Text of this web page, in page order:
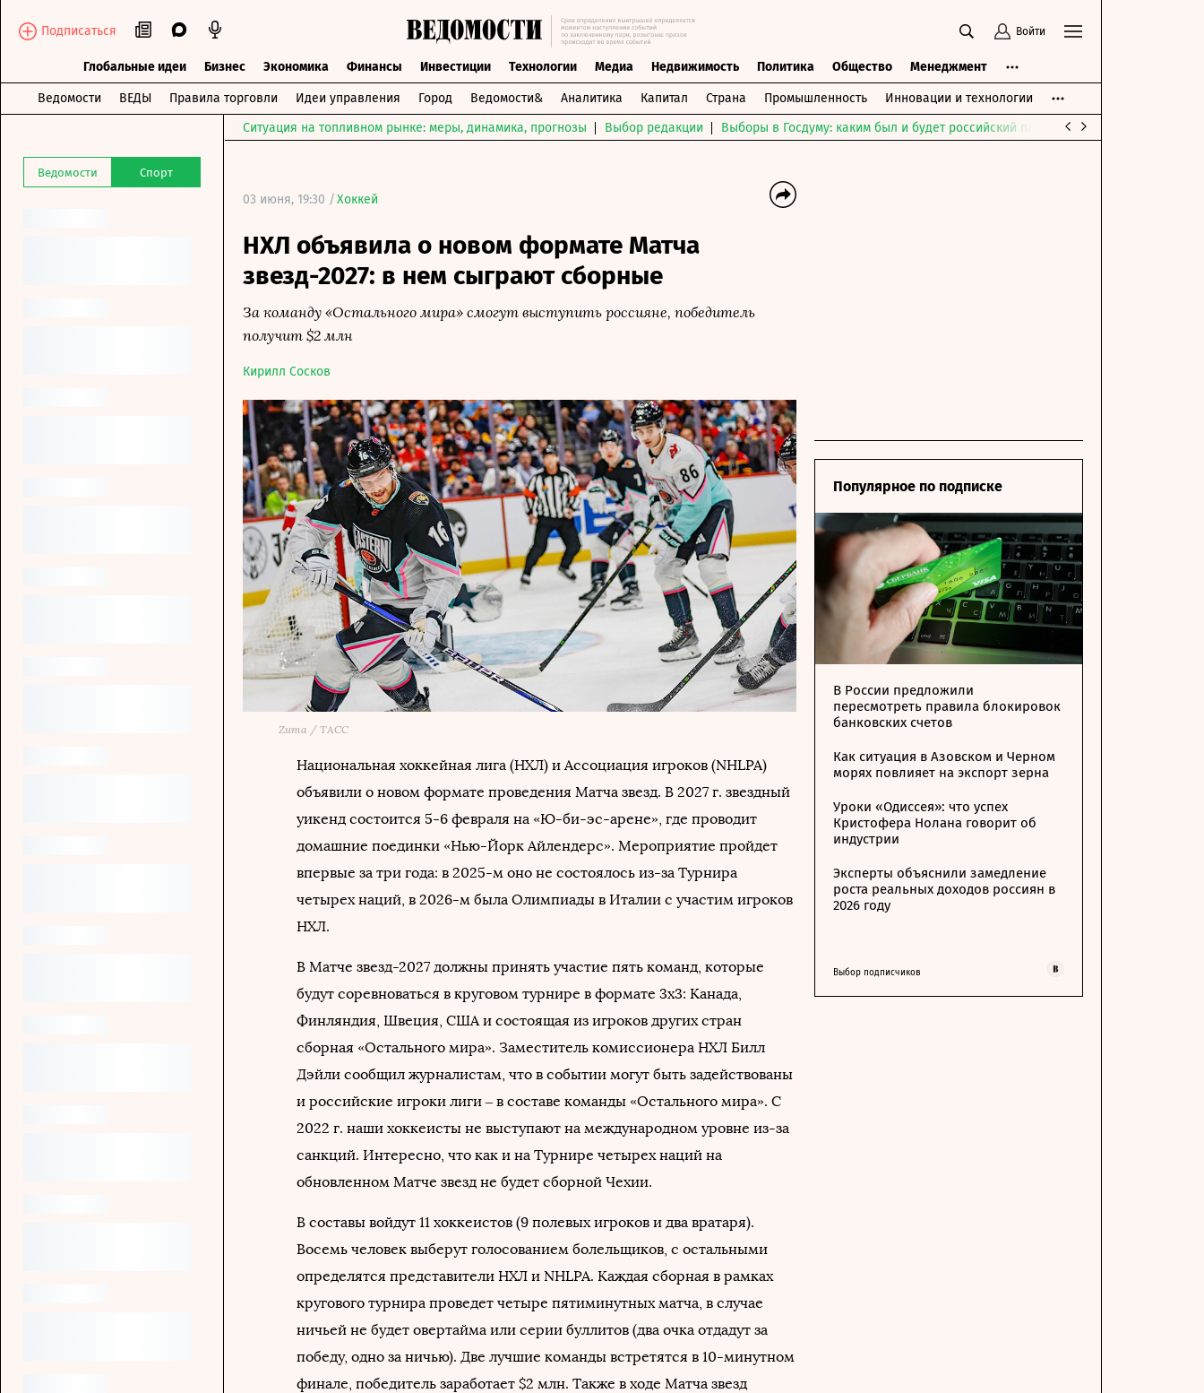
Подписаться Войти
Глобальные идеи Бизнес Экономика Финансы Инвестиции Технологии Медиа Недвижимость Политика Общество Менеджмент
Ведомости ВЕДЫ Правила торговли Идеи управления Город Ведомости& Аналитика Капитал Страна Промышленность Инновации и технологии
Ведомости Спорт
Ситуация на топливном рынке: меры, динамика, прогнозы Выбор редакции Выборы в Госдуму: каким был и будет российский парламент
03 июня, 19:30 /Хоккей
НХЛ объявила о новом формате Матча
звезд-2027: в нем сыграют сборные
За команду «Остального мира» смогут выступить россияне, победитель
получит $2 млн
Кирилл Сосков
Zuma / ТАСС
Национальная хоккейная лига (НХЛ) и Ассоциация игроков (NHLPA)
объявили о новом формате проведения Матча звезд. В 2027 г. звездный
уикенд состоится 5-6 февраля на «Ю-би-эс-арене», где проводит
домашние поединки «Нью-Йорк Айлендерс». Мероприятие пройдет
впервые за три года: в 2025-м оно не состоялось из-за Турнира
четырех наций, в 2026-м была Олимпиады в Италии с участим игроков
НХЛ.
В Матче звезд-2027 должны принять участие пять команд, которые
будут соревноваться в круговом турнире в формате 3x3: Канада,
Финляндия, Швеция, США и состоящая из игроков других стран
сборная «Остального мира». Заместитель комиссионера НХЛ Билл
Дэйли сообщил журналистам, что в событии могут быть задействованы
и российские игроки лиги – в составе команды «Остального мира». С
2022 г. наши хоккеисты не выступают на международном уровне из-за
санкций. Интересно, что как и на Турнире четырех наций на
обновленном Матче звезд не будет сборной Чехии.
В составы войдут 11 хоккеистов (9 полевых игроков и два вратаря).
Восемь человек выберут голосованием болельщиков, с остальными
определятся представители НХЛ и NHLPA. Каждая сборная в рамках
кругового турнира проведет четыре пятиминутных матча, в случае
ничьей не будет овертайма или серии буллитов (два очка отдадут за
победу, одно за ничью). Две лучшие команды встретятся в 10-минутном
финале, победитель заработает $2 млн. Также в ходе Матча звезд
Популярное по подписке
В России предложили
пересмотреть правила блокировок
банковских счетов
Как ситуация в Азовском и Черном
морях повлияет на экспорт зерна
Уроки «Одиссея»: что успех
Кристофера Нолана говорит об
индустрии
Эксперты объяснили замедление
роста реальных доходов россиян в
2026 году
Выбор подписчиков